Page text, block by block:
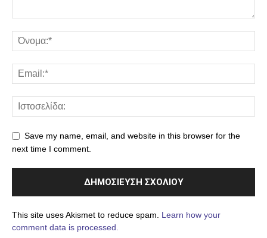
Save my name, email, and website in this browser for the
next time I comment.
This site uses Akismet to reduce spam. Learn how your
comment data is processed.